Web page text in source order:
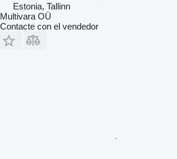
Estonia, Tallinn
Multivara OÜ
Contacte con el vendedor